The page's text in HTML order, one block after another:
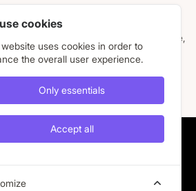
dedicată femeii moderne, active,
confortul și calitatea pieselor
S.R.L. All rights are reserved.
cookies
uses cookies in order to
the overall user experience.
Only essentials
Accept all